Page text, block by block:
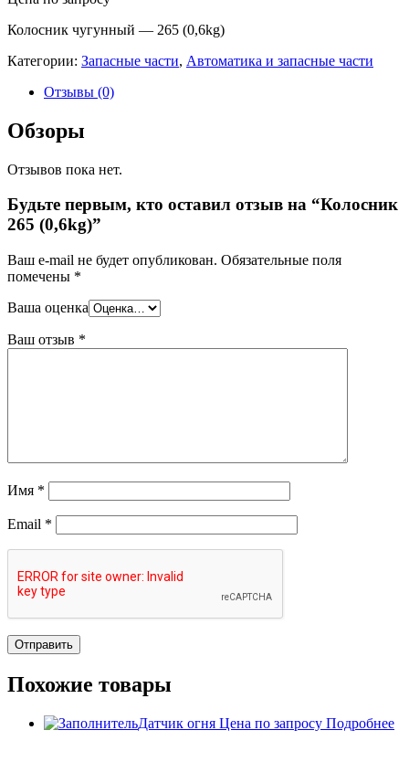
Колосник чугунный — 265 (0,6kg)
Категории: Запасные части, Автоматика и запасные части
Отзывы (0)
Обзоры
Отзывов пока нет.
Будьте первым, кто оставил отзыв на “Колосник
265 (0,6kg)”
Ваш e-mail не будет опубликован. Обязательные поля
помечены *
Ваша оценка
Ваш отзыв *
Имя *
Email *
Похожие товары
Датчик огня Цена по запросу Подробнее